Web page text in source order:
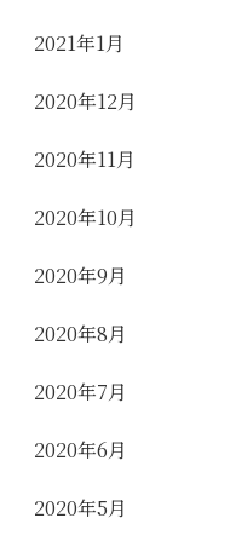
2021年1月
2020年12月
2020年11月
2020年10月
2020年9月
2020年8月
2020年7月
2020年6月
2020年5月